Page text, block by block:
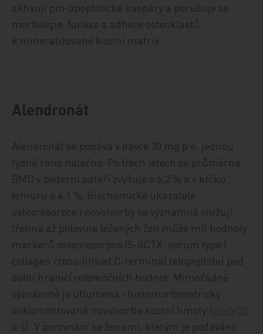
aktivují pro-apoptotické kaspázy a porušuje se
morfologie, funkce a adheze osteoklastů
k mineralizované kostní matrix.
Alendronát
Alendronát se podává v dávce 70 mg p.o. jednou
týdně ráno nalačno. Po třech letech se průměrná
BMD v bederní páteři zvyšuje o 6,2 % a v krčku
femuru o 4,1 %. Biochemické ukazatele
osteoresorpce i novotvorby se významně snižují,
třetina až polovina léčených žen může mít hodnoty
markerů osteoresorpce (S-βCTX, serum type I
collagen cross-linked C-terminal telopeptide) pod
dolní hranicí referenčních hodnot. Mimořádně
významně je utlumena i histomorfometricky
dokumentovaná novotvorba kostní hmoty (
a
). V porovnání se ženami, kterým je podáváno